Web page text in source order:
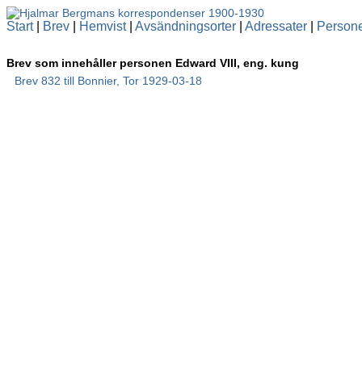
Start| Brev Hemvist| Avsändningsorter Adressater
Brev som innehåller personen Edward VIII, eng. kung
Brev 832 till Bonnier, Tor 1929-03-18